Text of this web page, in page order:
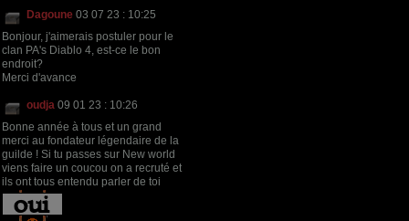
Dagoune 03 07 23 : 10:25
Bonjour, j'aimerais postuler pour le
clan PA's Diablo 4, est-ce le bon
endroit?
Merci d'avance
oudja 09 01 23 : 10:26
Bonne année à tous et un grand
merci au fondateur légendaire de la
guilde ! Si tu passes sur New world
viens faire un coucou on a recruté et
ils ont tous entendu parler de toi